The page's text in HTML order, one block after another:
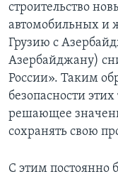
строительство
автомобильных и
Грузию с
Азербайджану)
России». Таким
безопасности
решающее
сохранять свою
С этим постоянно